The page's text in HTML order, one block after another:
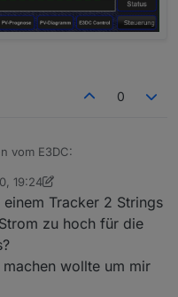
0
vom E3DC:
19:24
Tracker 2 Strings
zu hoch für die
wollte um mir